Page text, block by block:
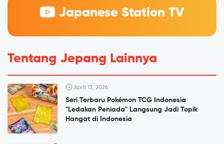
Japanese Station TV
Tentang Jepang Lainnya
April 13, 2026
Seri Terbaru Pokémon TCG Indonesia
"Ledakan Peniada" Langsung Jadi Topik
Hangat di Indonesia